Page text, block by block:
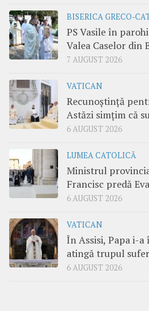
BISERICA GRECO-
PS Vasile în
Valea Caselor din
7 AUGUST 2026
VATICAN
Recunoștință
Astăzi simțim că
6 AUGUST 2026
LUMEA CATOLICĂ
Ministrul
Francisc predă
6 AUGUST 2026
VATICAN
În Assisi, Papa i-
atingă trupul
6 AUGUST 2026